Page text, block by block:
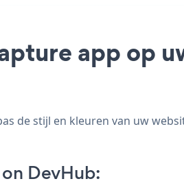
app op
de stijl en kleuren van uw
DevHub: